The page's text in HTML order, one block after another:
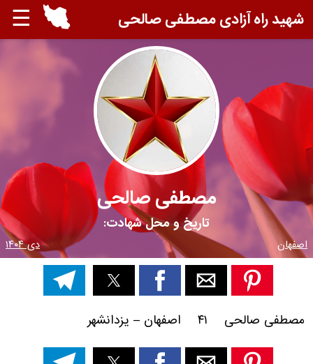
☰ شهید راه آزادی مصطفی صالحی
مصطفی صالحی
تاریخ و محل شهادت:
اصفهان دی ۱۴۰۴
مصطفی صالحی ۴۱ اصفهان – یزدانشهر